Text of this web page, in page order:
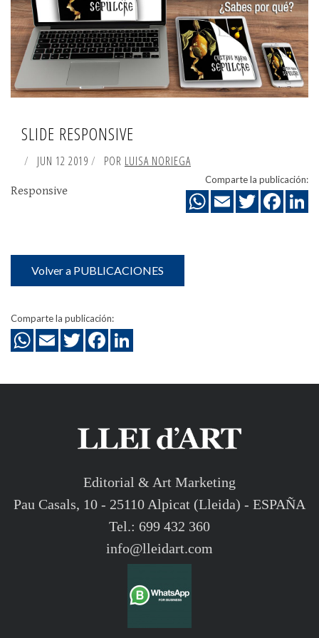
SLIDE RESPONSIVE
JUN 12 2019 POR LUISA NORIEGA
Responsive
Comparte la publicación:
Volver a PUBLICACIONES
Comparte la publicación:
Editorial & Art Marketing
Pau Casals, 10 - 25110 Alpicat (Lleida) - ESPAÑA
Tel.: 699 432 360
info@lleidart.com